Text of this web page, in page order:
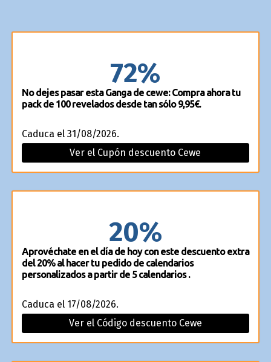
72%
No dejes pasar esta Ganga de cewe: Compra ahora tu
pack de 100 revelados desde tan sólo 9,95€.
Caduca el 31/08/2026.
Ver el Cupón descuento Cewe
20%
Aprovéchate en el día de hoy con este descuento extra
del 20% al hacer tu pedido de calendarios
personalizados a partir de 5 calendarios .
Caduca el 17/08/2026.
Ver el Código descuento Cewe